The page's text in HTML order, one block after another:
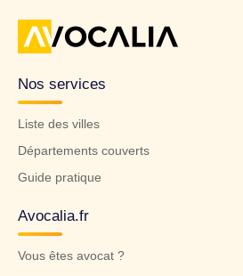
Nos services
Liste des villes
Départements couverts
Guide pratique
Avocalia.fr
Vous êtes avocat ?